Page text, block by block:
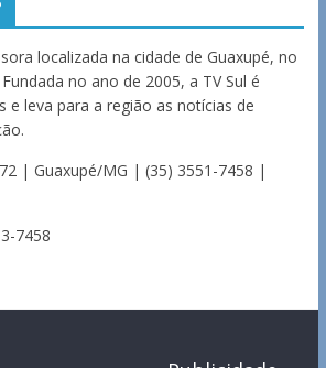
localizada na cidade de Guaxupé, no
no ano de 2005, a TV Sul é
e leva para a região as notícias de
| Guaxupé/MG | (35) 3551-7458 |
7458